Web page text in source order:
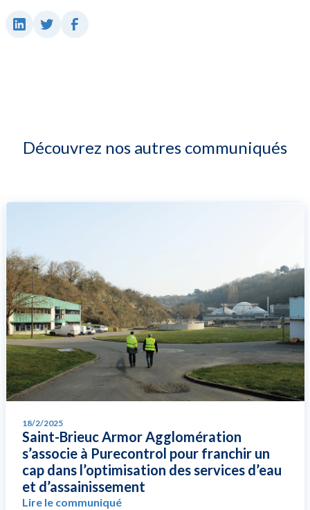
Découvrez nos autres communiqués
18/2/2025
Saint-Brieuc Armor Agglomération
s’associe à Purecontrol pour franchir un
cap dans l’optimisation des services d’eau
et d’assainissement
Lire le communiqué